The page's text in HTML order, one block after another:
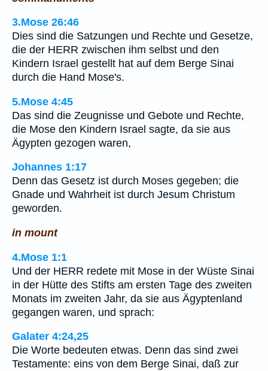
3.Mose 26:46
Dies sind die Satzungen und Rechte und Gesetze,
die der HERR zwischen ihm selbst und den
Kindern Israel gestellt hat auf dem Berge Sinai
durch die Hand Mose's.
5.Mose 4:45
Das sind die Zeugnisse und Gebote und Rechte,
die Mose den Kindern Israel sagte, da sie aus
Ägypten gezogen waren,
Johannes 1:17
Denn das Gesetz ist durch Moses gegeben; die
Gnade und Wahrheit ist durch Jesum Christum
geworden.
in mount
4.Mose 1:1
Und der HERR redete mit Mose in der Wüste Sinai
in der Hütte des Stifts am ersten Tage des zweiten
Monats im zweiten Jahr, da sie aus Ägyptenland
gegangen waren, und sprach:
Galater 4:24,25
Die Worte bedeuten etwas. Denn das sind zwei
Testamente: eins von dem Berge Sinai, daß zur